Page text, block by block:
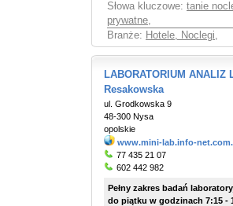
Słowa kluczowe: tanie
prywatne,
Branże: Hotele, Noclegi,
LABORATORIUM
Resakowska
ul. Grodkowska 9
48-300 Nysa
opolskie
www.mini-lab.info-
77 435 21 07
602 442 982
Pełny zakres badań
do piątku w godzinach 7:15 -